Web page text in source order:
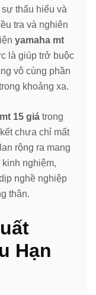
thấu hiểu và
tra và nghiên
yamaha mt
là giúp trở buộc
vô cùng phần
khoảng xa.
15 giá trong
chưa chỉ mất
rộng ra mang
nghiệm,
nghề nghiệp
thân.
Hạn